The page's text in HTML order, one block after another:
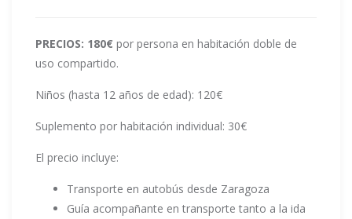
PRECIOS: 180€ por persona en habitación doble de
uso compartido.
Niños (hasta 12 años de edad): 120€
Suplemento por habitación individual: 30€
El precio incluye:
Transporte en autobús desde Zaragoza
Guía acompañante en transporte tanto a la ida